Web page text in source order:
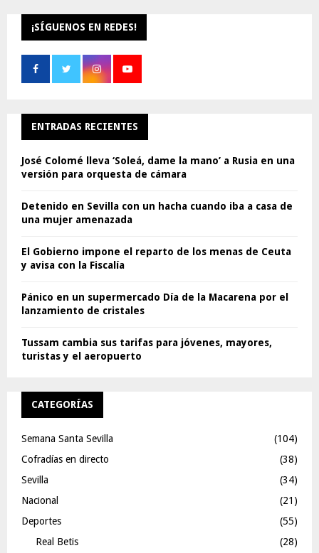
¡SÍGUENOS EN REDES!
ENTRADAS RECIENTES
José Colomé lleva ‘Soleá, dame la mano’ a Rusia en una
versión para orquesta de cámara
Detenido en Sevilla con un hacha cuando iba a casa de
una mujer amenazada
El Gobierno impone el reparto de los menas de Ceuta
y avisa con la Fiscalía
Pánico en un supermercado Día de la Macarena por el
lanzamiento de cristales
Tussam cambia sus tarifas para jóvenes, mayores,
turistas y el aeropuerto
CATEGORÍAS
Semana Santa Sevilla
(104)
Cofradías en directo
(38)
Sevilla
(34)
Nacional
(21)
Deportes
(55)
Real Betis
(28)